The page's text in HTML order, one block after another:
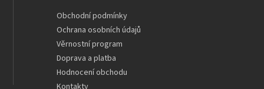
Obchodní podmínky
Ochrana osobních údajů
Věrnostní program
Doprava a platba
Hodnocení obchodu
Kontakty